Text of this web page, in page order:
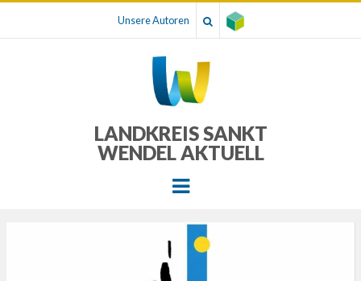
Unsere Autoren
LANDKREIS SANKT
WENDEL AKTUELL
Menu